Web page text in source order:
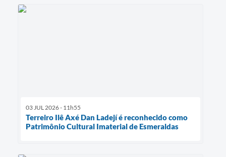
03 JUL 2026 - 11h55
Terreiro Ilê Axé Dan Ladejí é reconhecido como
Patrimônio Cultural Imaterial de Esmeraldas